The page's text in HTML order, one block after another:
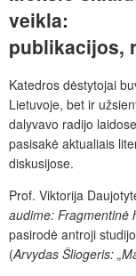
veikla:
publikacijos,
Katedros dėstytojai
Lietuvoje, bet ir
dalyvavo radijo
pasisakė aktualiais
diskusijose.
Prof. Viktorija
audime: Fragmentinė
pasirodė antroji
(Arvydas Šliogeris: